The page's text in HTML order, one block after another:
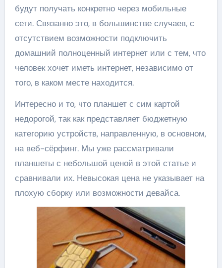
будут получать конкретно через мобильные
сети. Связанно это, в большинстве случаев, с
отсутствием возможности подключить
домашний полноценный интернет или с тем, что
человек хочет иметь интернет, независимо от
того, в каком месте находится.
Интересно и то, что планшет с сим картой
недорогой, так как представляет бюджетную
категорию устройств, направленную, в основном,
на веб-сёрфинг. Мы уже рассматривали
планшеты с небольшой ценой в этой статье и
сравнивали их. Невысокая цена не указывает на
плохую сборку или возможности девайса.